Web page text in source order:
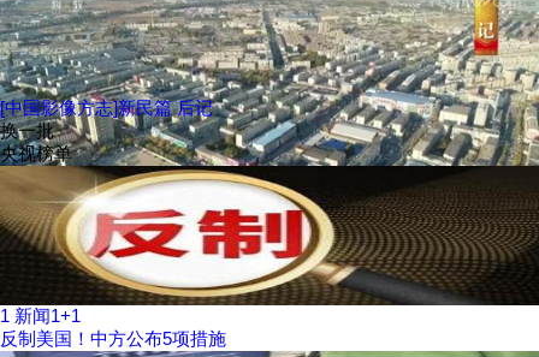
[中国影像方志]新民篇 后记
换一批
央视榜单
1 新闻1+1
反制美国！中方公布5项措施